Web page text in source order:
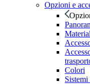
Opzioni e
Colori